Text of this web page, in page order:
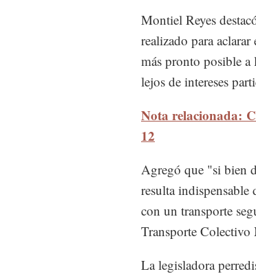
Montiel Reyes
realizado para
más pronto posible a
lejos de intereses
Nota relacionada:
12
Agregó que "si bien
resulta indispensable
con un transporte
Transporte Colectivo
La legisladora